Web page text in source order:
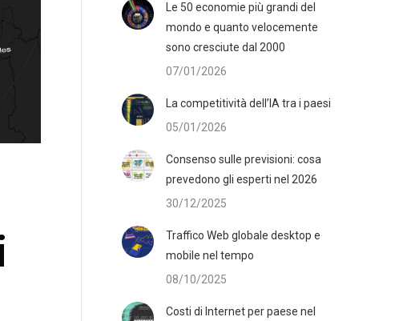
Le 50 economie più grandi del
mondo e quanto velocemente
sono cresciute dal 2000
07/01/2026
La competitività dell’IA tra i paesi
05/01/2026
Consenso sulle previsioni: cosa
prevedono gli esperti nel 2026
30/12/2025
Traffico Web globale desktop e
mobile nel tempo
08/10/2025
Costi di Internet per paese nel